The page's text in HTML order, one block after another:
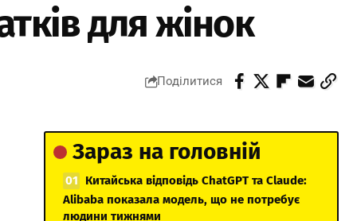
для жінок
Поділитися
Зараз на головній
Китайська відповідь ChatGPT та Claude:
Alibaba показала модель, що не потребує
людини тижнями